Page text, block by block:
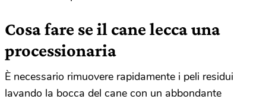
Cosa fare se il cane lecca una
processionaria
È necessario rimuovere rapidamente i peli residui
lavando la bocca del cane con un abbondante